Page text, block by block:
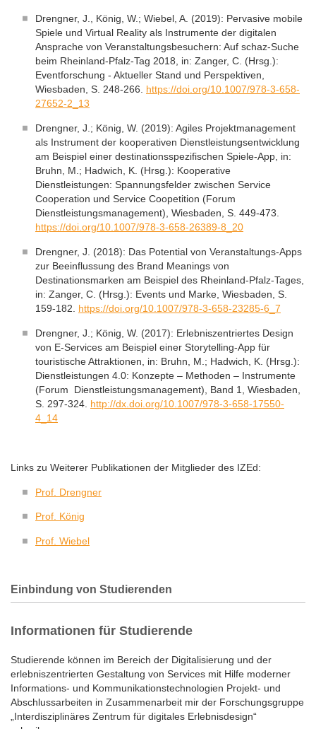
Drengner, J., König, W.; Wiebel, A. (2019): Pervasive mobile
Spiele und Virtual Reality als Instrumente der digitalen
Ansprache von Veranstaltungsbesuchern: Auf schaz-Suche
beim Rheinland-Pfalz-Tag 2018, in: Zanger, C. (Hrsg.):
Eventforschung - Aktueller Stand und Perspektiven,
Wiesbaden, S. 248-266. https://doi.org/10.1007/978-3-658-
27652-2_13
Drengner, J.; König, W. (2019): Agiles Projektmanagement
als Instrument der kooperativen Dienstleistungsentwicklung
am Beispiel einer destinationsspezifischen Spiele-App, in:
Bruhn, M.; Hadwich, K. (Hrsg.): Kooperative
Dienstleistungen: Spannungsfelder zwischen Service
Cooperation und Service Coopetition (Forum
Dienstleistungsmanagement), Wiesbaden, S. 449-473.
https://doi.org/10.1007/978-3-658-26389-8_20
Drengner, J. (2018): Das Potential von Veranstaltungs-Apps
zur Beeinflussung des Brand Meanings von
Destinationsmarken am Beispiel des Rheinland-Pfalz-Tages,
in: Zanger, C. (Hrsg.): Events und Marke, Wiesbaden, S.
159-182. https://doi.org/10.1007/978-3-658-23285-6_7
Drengner, J.; König, W. (2017): Erlebniszentriertes Design
von E-Services am Beispiel einer Storytelling-App für
touristische Attraktionen, in: Bruhn, M.; Hadwich, K. (Hrsg.):
Dienstleistungen 4.0: Konzepte – Methoden – Instrumente
(Forum Dienstleistungsmanagement), Band 1, Wiesbaden,
S. 297-324. http://dx.doi.org/10.1007/978-3-658-17550-
4_14
Links zu Weiterer Publikationen der Mitglieder des IZEd:
Prof. Drengner
Prof. König
Prof. Wiebel
Einbindung von Studierenden
Informationen für Studierende
Studierende können im Bereich der Digitalisierung und der
erlebniszentrierten Gestaltung von Services mit Hilfe moderner
Informations- und Kommunikationstechnologien Projekt- und
Abschlussarbeiten in Zusammenarbeit mir der Forschungsgruppe
„Interdisziplinäres Zentrum für digitales Erlebnisdesign“